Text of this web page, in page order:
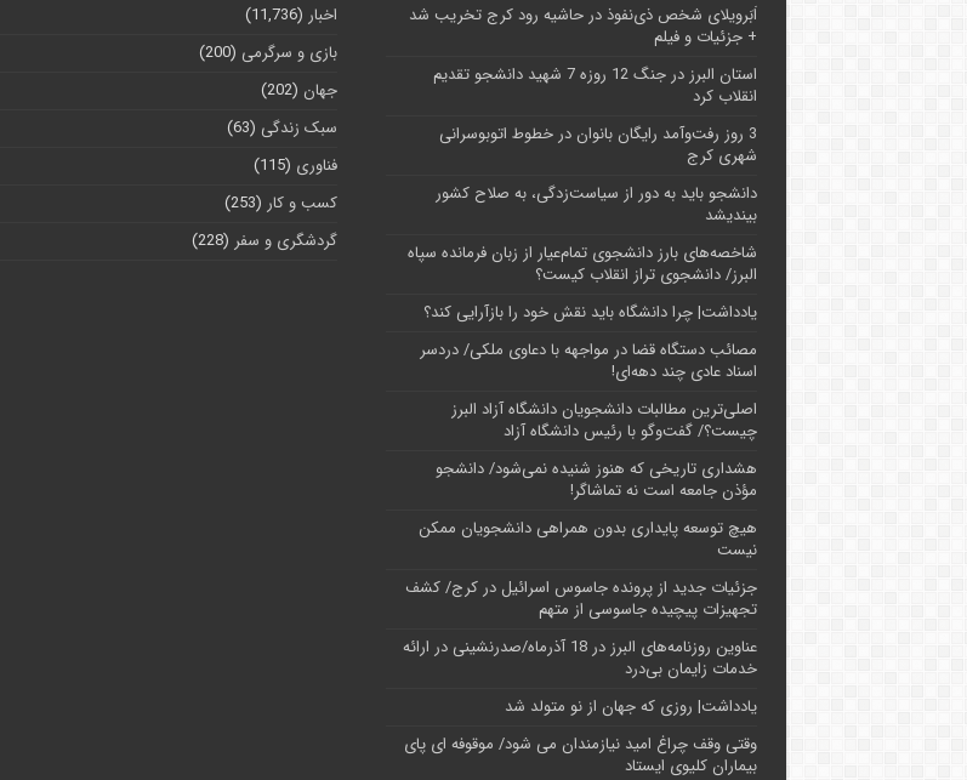
اَبَر‌ویلای شخص ذی‌نفوذ در حاشیه‌ رود کرج تخریب شد
+ جزئیات و فیلم
استان البرز در جنگ 12 روزه 7 شهید دانشجو تقدیم
انقلاب کرد
3 روز رفت‌وآمد رایگان بانوان در خطوط اتوبوسرانی
شهری کرج
دانشجو باید به دور از سیاست‌زدگی، به صلاح کشور
بیندیشد
شاخصه‌های بارز دانشجوی تمام‌عیار از زبان فرمانده سپاه
البرز/ دانشجوی تراز انقلاب کیست؟
یادداشت| چرا دانشگاه باید نقش خود را بازآرایی کند؟
مصائب دستگاه قضا در مواجهه با دعاوی ملکی/ دردسر
اسناد عادی چند‌ دهه‌ای!
اصلی‌ترین مطالبات دانشجویان دانشگاه آزاد البرز
چیست؟/ گفت‌وگو با رئیس دانشگاه آز‌اد
هشداری تاریخی که هنوز شنیده نمی‌شود/ دانشجو
مؤذن جامعه است نه تماشاگر!
هیچ توسعه پایداری بدون همراهی دانشجویان ممکن
نیست
جزئیات جدید از پرونده جاسوس اسرائیل در کرج/‌ کشف
تجهیزات پیچیده جاسوسی از متهم
عناوین روزنامه‌های البرز در ‌18 آذرماه/صدرنشینی در ارائه
خدمات زایمان بی‌درد
یادداشت| روزی که جهان از نو متولد شد
وقتی وقف چراغ امید نیازمندان می شود/ موقوفه ای پای
بیماران کلیوی ایستاد
اخبار (11,736)
بازی و سرگرمی (200)
جهان (202)
سبک زندگی (63)
فناوری (115)
کسب و کار (253)
گردشگری و سفر (228)